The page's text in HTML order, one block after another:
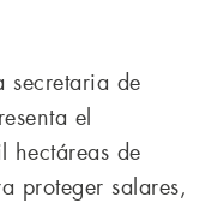
secretaria de
el
hectáreas de
proteger salares,